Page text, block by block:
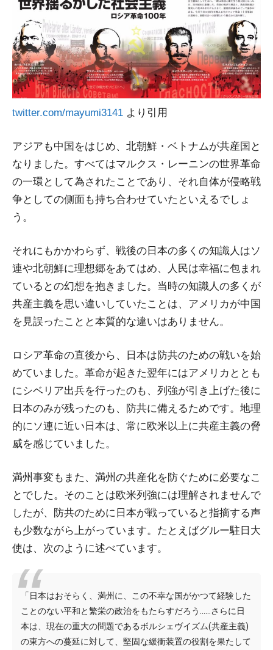
twitter.com/mayumi3141 より引用
アジアも中国をはじめ、北朝鮮・ベトナムが共産国と
なりました。すべてはマルクス・レーニンの世界革命
の一環として為されたことであり、それ自体が侵略戦
争としての側面も持ち合わせていたといえるでしょ
う。
それにもかかわらず、戦後の日本の多くの知識人はソ
連や北朝鮮に理想郷をあてはめ、人民は幸福に包まれ
ているとの幻想を抱きました。当時の知識人の多くが
共産主義を思い違いしていたことは、アメリカが中国
を見誤ったことと本質的な違いはありません。
ロシア革命の直後から、日本は防共のための戦いを始
めていました。革命が起きた翌年にはアメリカととも
にシベリア出兵を行ったのも、列強が引き上げた後に
日本のみが残ったのも、防共に備えるためです。地理
的にソ連に近い日本は、常に欧米以上に共産主義の脅
威を感じていました。
満州事変もまた、満州の共産化を防ぐために必要なこ
とでした。そのことは欧米列強には理解されませんで
したが、防共のために日本が戦っていると指摘する声
も少数ながら上がっています。たとえばグルー駐日大
使は、次のように述べています。
「日本はおそらく、満州に、この不幸な国がかつて経験した
ことのない平和と繁栄の政治をもたらすだろう……さらに日
本は、現在の重大の問題であるボルシェヴイズム(共産主義)
の東方への蔓延に対して、堅固な緩衝装置の役割を果たして